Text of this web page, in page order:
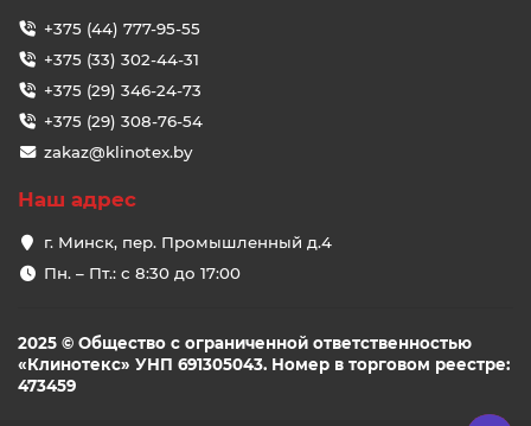
+375 (44) 777-95-55
+375 (33) 302-44-31
+375 (29) 346-24-73
+375 (29) 308-76-54
zakaz@klinotex.by
Наш адрес
г. Минск, пер. Промышленный д.4
Пн. – Пт.: с 8:30 до 17:00
2025 © Общество с ограниченной ответственностью
«Клинотекс» УНП 691305043. Номер в торговом реестре:
473459